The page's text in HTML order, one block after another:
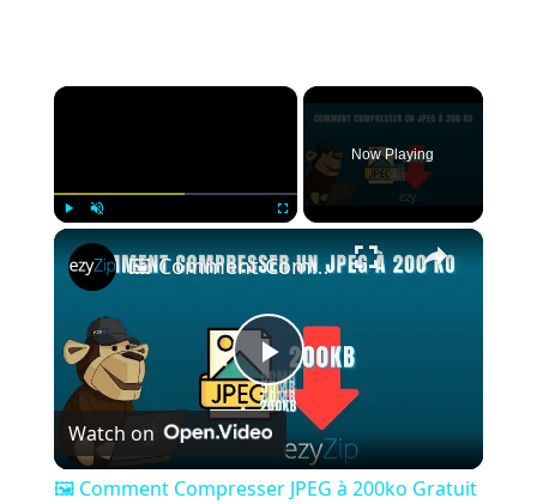
×
Now Playing
×
Play
Video
🖼️ Comment Compresser JPEG à 200ko Gratuit en Ligne | Aucune Installation de Logiciel Requise
Watch on
🖼️ Comment Compresser JPEG à 200ko Gratuit